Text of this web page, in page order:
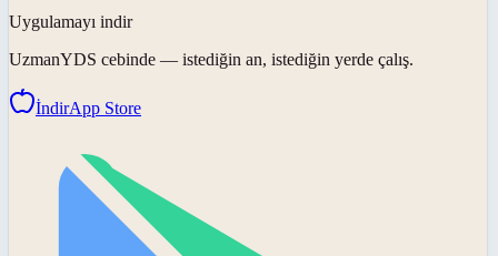
Uygulamayı indir
UzmanYDS cebinde — istediğin an, istediğin yerde çalış.
İndirApp Store